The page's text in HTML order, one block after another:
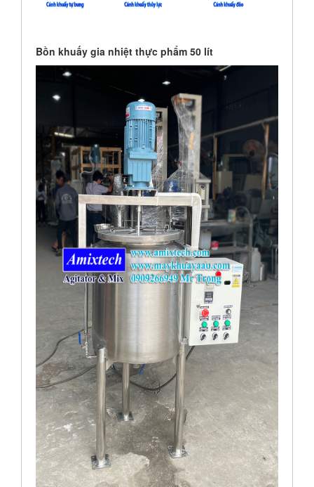
Bồn khuấy gia nhiệt thực phẩm 50 lít